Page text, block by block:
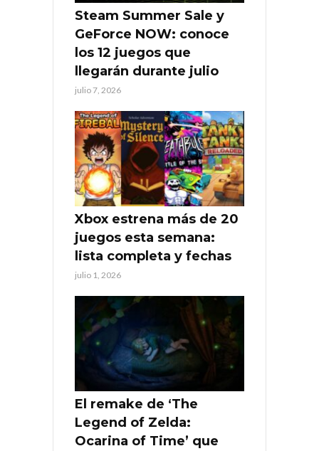
Steam Summer Sale y
GeForce NOW: conoce
los 12 juegos que
llegarán durante julio
julio 7, 2026
Xbox estrena más de 20
juegos esta semana:
lista completa y fechas
julio 1, 2026
El remake de ‘The
Legend of Zelda:
Ocarina of Time’ que